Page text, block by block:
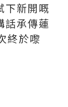
下新開嘅
話承傳蓮
終於嚟